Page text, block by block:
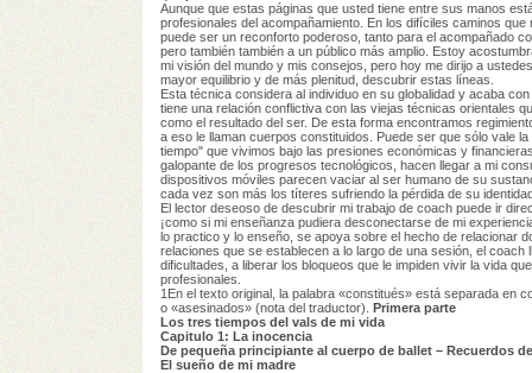
Aunque que estas páginas que usted tiene entre sus manos
profesionales del acompañamiento. En los difíciles caminos
puede ser un reconforto poderoso, tanto para el acompañado
pero también también a un público más amplio. Estoy
mi visión del mundo y mis consejos, pero hoy me dirijo a
mayor equilibrio y de más plenitud, descubrir estas líneas.
Esta técnica considera al individuo en su globalidad y acaba
tiene una relación conflictiva con las viejas técnicas orientales
como el resultado del ser. De esta forma encontramos
a eso le llaman cuerpos constituidos. Puede ser que sólo vale
tiempo" que vivimos bajo las presiones económicas y
galopante de los progresos tecnológicos, hacen llegar a mi
dispositivos móviles parecen vaciar al ser humano de su
cada vez son más los títeres sufriendo la pérdida de su
El lector deseoso de descubrir mi trabajo de coach puede ir
¡como si mi enseñanza pudiera desconectarse de mi
lo practico y lo enseño, se apoya sobre el hecho de relacionar
relaciones que se establecen a lo largo de una sesión, el
dificultades, a liberar los bloqueos que le impiden vivir la vida
profesionales.
1En el texto original, la palabra «constitués» está separada en
o «asesinados» (nota del traductor). Primera parte
Los tres tiempos del vals de mi vida
Capitulo 1: La inocencia
De pequeña principiante al cuerpo de ballet – Recuerdos
El sueño de mi madre